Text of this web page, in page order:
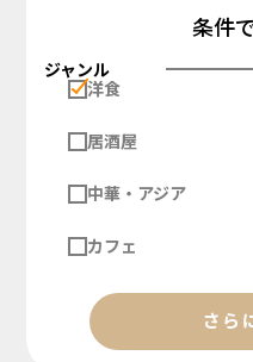
条件
ジャンル
洋食
居酒屋
中華・アジア
カフェ
さら